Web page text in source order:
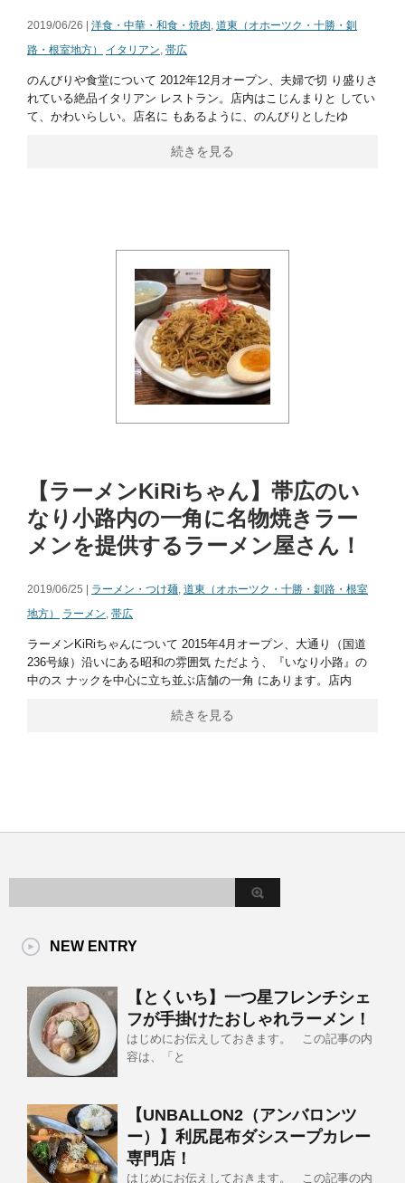
2019/06/26 | 洋食・中華・和食・焼肉, 道東（オホーツク・十勝・釧
路・根室地方）
イタリアン, 帯広
のんびりや食堂について 2012年12月オープン、夫婦で切 り盛りさ
れている絶品イタリアン レストラン。店内はこじんまりと してい
て、かわいらしい。店名に もあるように、のんびりとしたゆ
続きを見る
【ラーメンKiRiちゃん】帯広のい
なり小路内の一角に名物焼きラー
メンを提供するラーメン屋さん！
2019/06/25 | ラーメン・つけ麺, 道東（オホーツク・十勝・釧路・根室
地方）
ラーメン, 帯広
ラーメンKiRiちゃんについて 2015年4月オープン、大通り（国道
236号線）沿いにある昭和の雰囲気 ただよう、『いなり小路』の
中のス ナックを中心に立ち並ぶ店舗の一角 にあります。店内
続きを見る
NEW ENTRY
【とくいち】一つ星フレンチシェ
フが手掛けたおしゃれラーメン！
はじめにお伝えしておきます。 この記事の内
容は、「と
【UNBALLON2（アンバロンツ
ー）】利尻昆布ダシスープカレー
専門店！
はじめにお伝えしておきます。 この記事の内